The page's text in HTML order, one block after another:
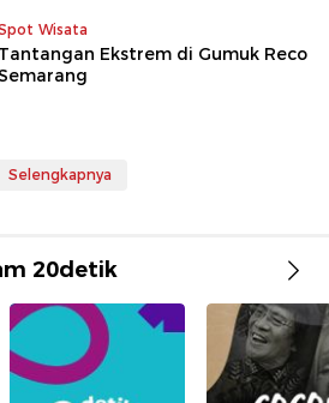
Wisata
Tantangan Ekstrem di Gumuk Reco
Selengkapnya
20detik